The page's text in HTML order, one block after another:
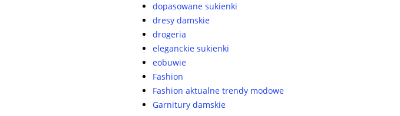
dopasowane sukienki
dresy damskie
drogeria
eleganckie sukienki
eobuwie
Fashion
Fashion aktualne trendy modowe
Garnitury damskie